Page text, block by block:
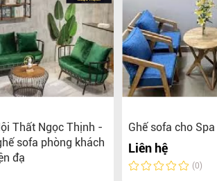
Thất Ngọc Thịnh -
sofa phòng khách
đạ
Ghế sofa cho Spa
Liên hệ
(0)